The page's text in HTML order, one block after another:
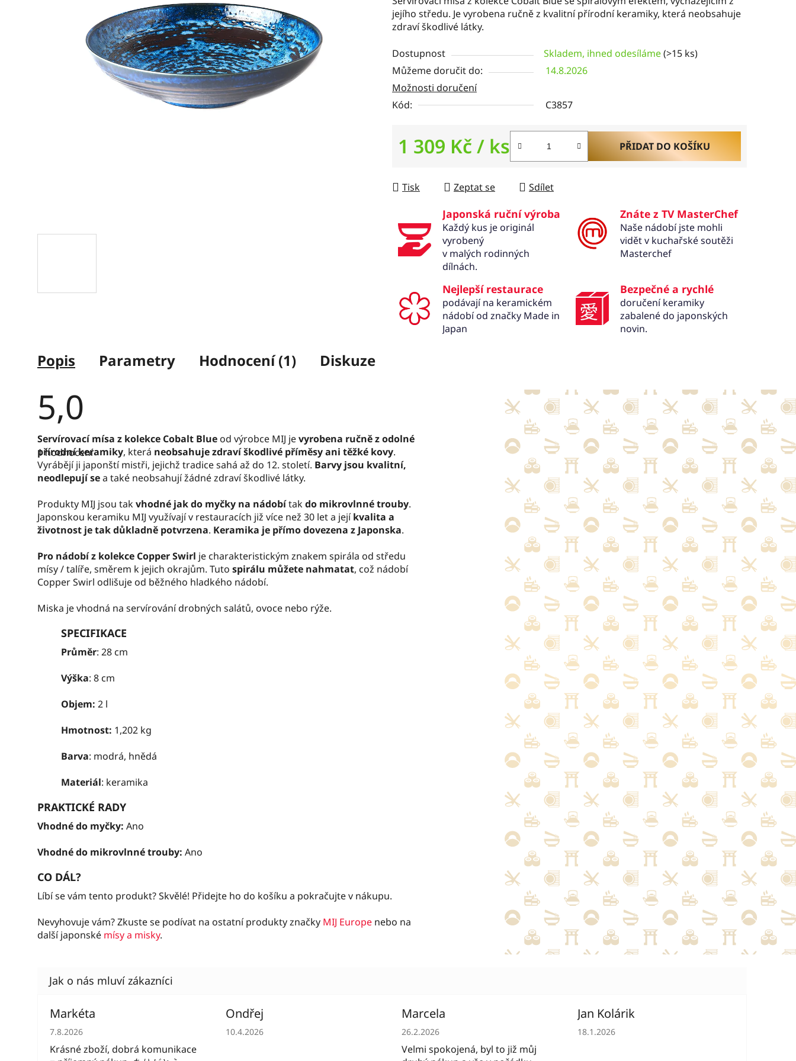
5,0
z
hvězdiček.
jejího středu. Je vyrobena ručně z kvalitní přírodní keramiky, která neobsahuje
zdraví škodlivé látky.
Dostupnost Skladem, ihned odesíláme(>15 ks)
Můžeme doručit do:
14.8.2026
Možnosti doručení
Kód:
C3857
1 309 Kč/ ks PŘIDAT DO KOŠÍKU
Tisk Zeptat se Sdílet
Japonská ruční výroba
Každý kus je originál
vyrobený
v malých rodinných
dílnách.
Znáte z TV MasterChef
Naše nádobí jste mohli
vidět v kuchařské soutěži
Masterchef
Nejlepší restaurace
podávají na keramickém
nádobí od značky Made in
Japan
Bezpečné a rychlé
doručení keramiky
zabalené do japonských
novin.
Popis Parametry Hodnocení (1) Diskuze
5,0
Průměrné
hodnocení
produktu
je
5,0
z
hvězdiček.
1 hodnocení
Servírovací mísa z kolekce Cobalt Blueod výrobce MIJ jevyrobena ručně z odolné
přírodní keramiky, která neobsahuje zdraví škodlivé příměsy ani těžké kovy.
Vyrábějí ji japonští mistři, jejichž tradice sahá až do 12. století. Barvy jsou kvalitní,
neodlepují sea také neobsahují žádné zdraví škodlivé látky.
Produkty MIJ jsou takvhodné jak do myčky na nádobítakdo mikrovlnné trouby.
Japonskou keramiku MIJ využívají v restauracích již více než 30 let a jejíkvalita a
životnost je tak důkladně potvrzena. Keramika je přímo dovezena z Japonska.
Pro nádobí z kolekce Copper Swirl je charakteristickým znakem spirála od středu
mísy / talíře, směrem k jejich okrajům. Tuto spirálu můžete nahmatat, což nádobí
Copper Swirl odlišuje od běžného hladkého nádobí.
Miska je vhodná na servírování drobných salátů, ovoce nebo rýže.
SPECIFIKACE
Průměr: 28 cm
Výška: 8 cm
Objem: 2 l
Hmotnost: 1,202 kg
Barva: modrá, hnědá
Materiál: keramika
PRAKTICKÉ RADY
Vhodné do myčky: Ano
Vhodné do mikrovlnné trouby: Ano
CO DÁL?
Líbí se vám tento produkt? Skvělé! Přidejte ho do košíku a pokračujte v nákupu.
Nevyhovuje vám? Zkuste se podívat na ostatní produkty značky MIJ Europe nebo na
další japonské mísy a misky.
Markéta
Hodnocení obchodu je 5 z 5 hvězdiček.
7.8.2026
Krásné zboží, dobrá komunikace
Ondřej
Hodnocení obchodu je 5 z 5 hvězdiček.
10.4.2026
Marcela
Hodnocení obchodu je 5 z 5 hvězdiček.
26.2.2026
Velmi spokojená, byl to již můj
Jan Kolárik
Hodnocení obchodu je 5 z 5 hvězdiček.
18.1.2026